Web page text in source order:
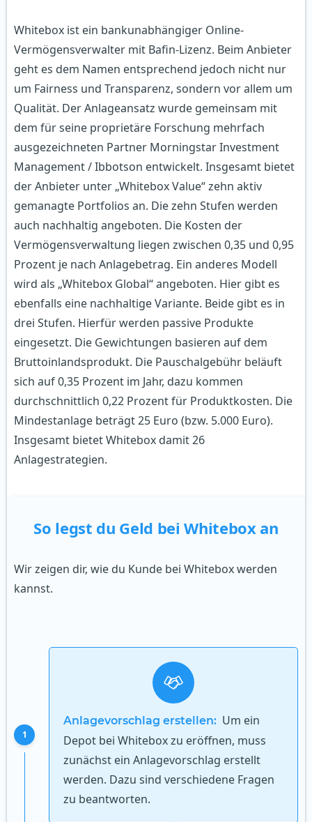
Whitebox ist ein bankunabhängiger Online-
Vermögensverwalter mit Bafin-Lizenz. Beim Anbieter
geht es dem Namen entsprechend jedoch nicht nur
um Fairness und Transparenz, sondern vor allem um
Qualität. Der Anlageansatz wurde gemeinsam mit
dem für seine proprietäre Forschung mehrfach
ausgezeichneten Partner Morningstar Investment
Management / Ibbotson entwickelt. Insgesamt bietet
der Anbieter unter „Whitebox Value“ zehn aktiv
gemanagte Portfolios an. Die zehn Stufen werden
auch nachhaltig angeboten. Die Kosten der
Vermögensverwaltung liegen zwischen 0,35 und 0,95
Prozent je nach Anlagebetrag. Ein anderes Modell
wird als „Whitebox Global“ angeboten. Hier gibt es
ebenfalls eine nachhaltige Variante. Beide gibt es in
drei Stufen. Hierfür werden passive Produkte
eingesetzt. Die Gewichtungen basieren auf dem
Bruttoinlandsprodukt. Die Pauschalgebühr beläuft
sich auf 0,35 Prozent im Jahr, dazu kommen
durchschnittlich 0,22 Prozent für Produktkosten. Die
Mindestanlage beträgt 25 Euro (bzw. 5.000 Euro).
Insgesamt bietet Whitebox damit 26
Anlagestrategien.
So legst du Geld bei Whitebox an
Wir zeigen dir, wie du Kunde bei Whitebox werden
kannst.
1
Anlagevorschlag erstellen: Um ein
Depot bei Whitebox zu eröffnen, muss
zunächst ein Anlagevorschlag erstellt
werden. Dazu sind verschiedene Fragen
zu beantworten.